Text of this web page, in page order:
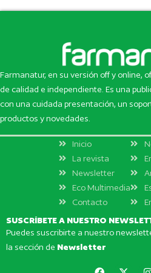
Farmanatur, en su versión off y online,
de calidad e independiente. Es una
con una cuidada presentación, un
productos y novedades.
Inicio
La revista
Newsletter
Eco Multimedia
Contacto
SUSCRÍBETE A NUESTRO
Puedes suscribirte a nuestro
la sección de Newsletter